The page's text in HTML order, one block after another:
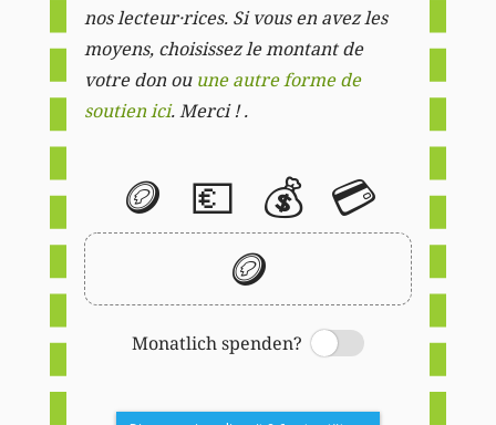
nos lecteur·rices. Si vous en avez les
moyens, choisissez le montant de
votre don ou une autre forme de
soutien ici. Merci ! .
🪙 💶 💰 💳
🪙
Monatlich spenden?
Switch